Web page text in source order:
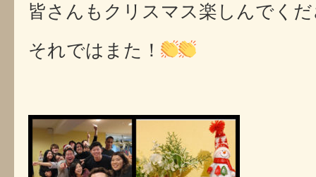
皆さんもクリスマス楽しんでく
それではまた！